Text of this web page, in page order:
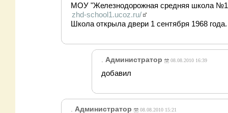
МОУ "Железнодорожная средняя школа
zhd-school1.ucoz.ru/
Школа открыла двери 1 сентября 1968 года.
Администратор 08.08.2010 16:39
добавил
Администратор 08.08.2010 15:21